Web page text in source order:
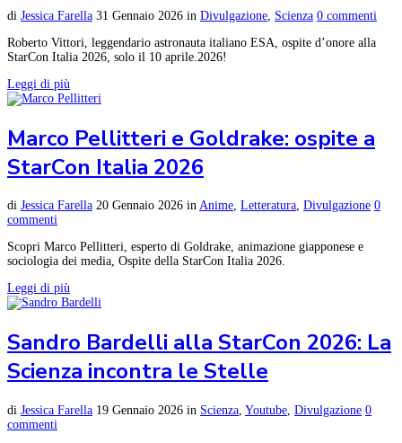
di Jessica Farella 31 Gennaio 2026 in Divulgazione Scienza 0 commenti
Roberto Vittori, leggendario astronauta italiano ESA, ospite d’onore alla
StarCon Italia 2026, solo il 10 aprile.2026!
Leggi di più
Marco Pellitteri e Goldrake: ospite a
StarCon Italia 2026
di Jessica Farella 20 Gennaio 2026 in Anime, Letteratura, Divulgazione 0
commenti
Scopri Marco Pellitteri, esperto di Goldrake, animazione giapponese e
sociologia dei media, Ospite della StarCon Italia 2026.
Leggi di più
Sandro Bardelli alla StarCon 2026: La
Scienza incontra le Stelle
di Jessica Farella 19 Gennaio 2026 in Scienza, Youtube, Divulgazione 0
commenti